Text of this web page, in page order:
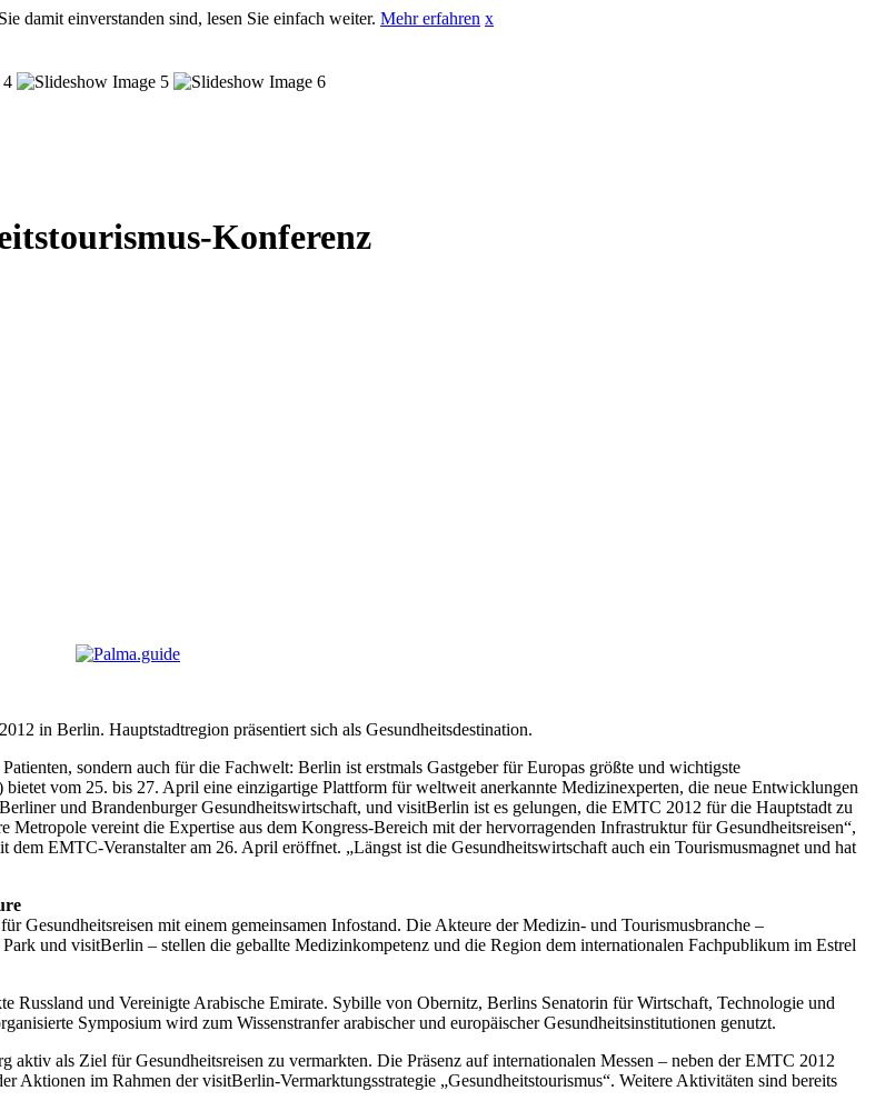
damit einverstanden sind, lesen Sie einfach weiter. Mehr erfahren x
Konferenz
in Berlin. Hauptstadtregion präsentiert sich als Gesundheitsdestination.
sondern auch für die Fachwelt: Berlin ist erstmals Gastgeber für Europas größte und wichtigste
vom 25. bis 27. April eine einzigartige Plattform für weltweit anerkannte Medizinexperten, die neue Entwicklungen
und Brandenburger Gesundheitswirtschaft, und visitBerlin ist es gelungen, die EMTC 2012 für die Hauptstadt zu
vereint die Expertise aus dem Kongress-Bereich mit der hervorragenden Infrastruktur für Gesundheitsreisen“,
EMTC-Veranstalter am 26. April eröffnet. „Längst ist die Gesundheitswirtschaft auch ein Tourismusmagnet und hat
Gesundheitsreisen mit einem gemeinsamen Infostand. Die Akteure der Medizin- und Tourismusbranche –
und visitBerlin – stellen die geballte Medizinkompetenz und die Region dem internationalen Fachpublikum im Estrel
Russland und Vereinigte Arabische Emirate. Sybille von Obernitz, Berlins Senatorin für Wirtschaft, Technologie und
Symposium wird zum Wissenstranfer arabischer und europäischer Gesundheitsinstitutionen genutzt.
als Ziel für Gesundheitsreisen zu vermarkten. Die Präsenz auf internationalen Messen – neben der EMTC 2012
im Rahmen der visitBerlin-Vermarktungsstrategie „Gesundheitstourismus“. Weitere Aktivitäten sind bereits